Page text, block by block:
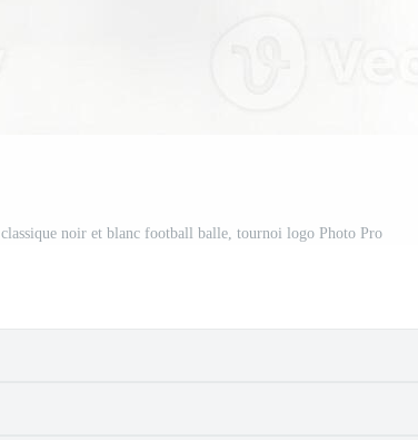
classique noir et blanc football balle, tournoi logo Photo Pro